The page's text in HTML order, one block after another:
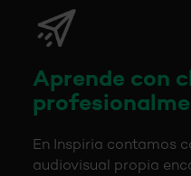
Aprende con
En Inspiria contamos
audiovisual propia